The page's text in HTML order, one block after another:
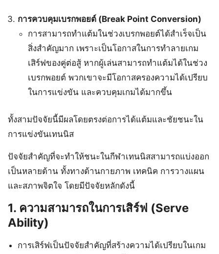
การควบคุมเบรกพอยต์ (Break Point Conversion)
การสามารถทำแต้มในช่วงเบรกพอยต์ได้สำเร็จเป็น
สิ่งสำคัญมาก เพราะเป็นโอกาสในการทำลายเกม
เสิร์ฟของคู่ต่อสู้ หากผู้เล่นสามารถทำแต้มได้ในช่วง
เบรกพอยต์ พวกเขาจะมีโอกาสครองความได้เปรียบ
ในการแข่งขัน และควบคุมเกมได้มากขึ้น
ทั้งสามปัจจัยนี้มีผลโดยตรงต่อการได้แต้มและชัยชนะใน
การแข่งขันเทนนิส
ปัจจัยสำคัญที่จะทำให้ชนะในกีฬาเทนนิสสามารถแบ่งออก
เป็นหลายด้าน ทั้งทางด้านกายภาพ เทคนิค การวางแผน
และสภาพจิตใจ โดยมีปัจจัยหลักดังนี้
1. ความสามารถในการเสิร์ฟ (Serve
Ability)
การเสิร์ฟเป็นปัจจัยสำคัญที่สร้างความได้เปรียบในเกม